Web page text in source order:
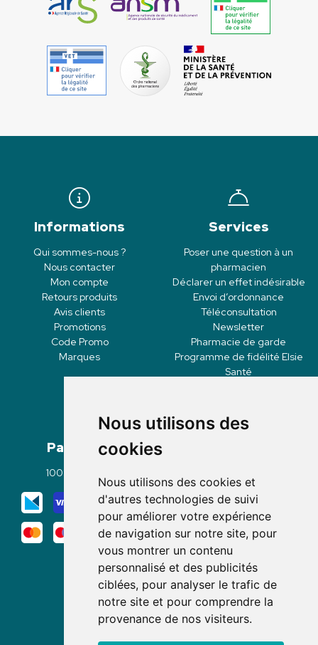
Nous utilisons des
cookies
Nous utilisons des cookies et
d'autres technologies de suivi
pour améliorer votre expérience
de navigation sur notre site, pour
vous montrer un contenu
personnalisé et des publicités
ciblées, pour analyser le trafic de
notre site et pour comprendre la
provenance de nos visiteurs.
Informations
Qui sommes-nous ?
Nous contacter
Mon compte
Retours produits
Avis clients
Promotions
Code Promo
Marques
Services
Poser une question à un
pharmacien
Déclarer un effet indésirable
Envoi d’ordonnance
Téléconsultation
Newsletter
Pharmacie de garde
Programme de fidélité Elsie
Santé
Paiement
100% sécurisé
Mode de livraison
Nous suivre